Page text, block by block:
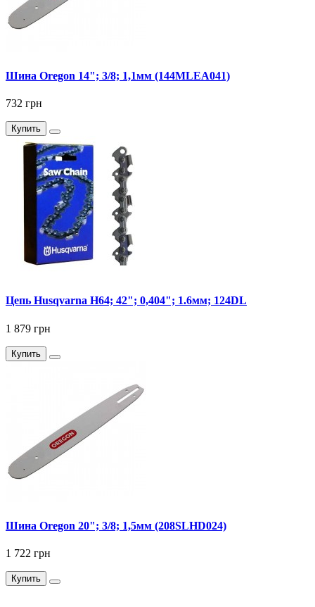
Шина Oregon 14"; 3/8; 1,1мм (144MLEA041)
732 грн
Купить
Цепь Husqvarna H64; 42"; 0,404"; 1.6мм; 124DL
1 879 грн
Купить
Шина Oregon 20"; 3/8; 1,5мм (208SLHD024)
1 722 грн
Купить